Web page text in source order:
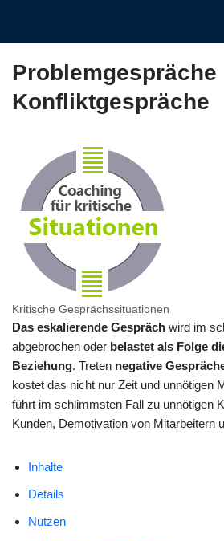
Problemgespräche
Konfliktgespräche
Kritische Gesprächssituationen
Das eskalierende Gespräch wird im
abgebrochen oder belastet als Folge
Beziehung. Treten negative
kostet das nicht nur Zeit und unnötigen
führt im schlimmsten Fall zu unnötigen
Kunden, Demotivation von Mitarbeitern
Inhalte
Details
Nutzen